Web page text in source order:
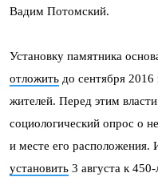
Вадим Потомский.
Установку памятника
отложить до сентября
жителей. Перед этим
социологический опрос о
и месте его расположения.
установить 3 августа к